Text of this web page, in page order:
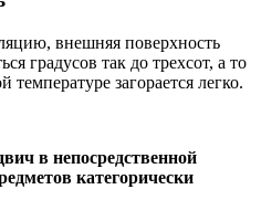
внешняя поверхность
градусов так до трехсот, а то
загорается легко.
в непосредственной
категорически